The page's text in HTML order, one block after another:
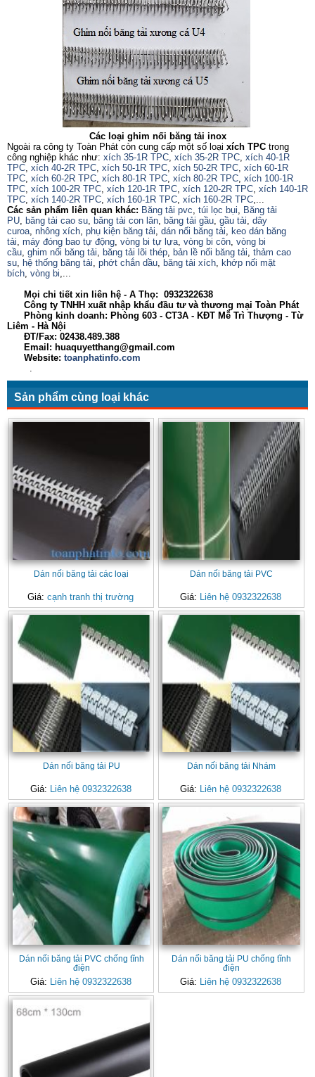
Các loại ghim nối băng tải inox
Ngoài ra công ty Toàn Phát còn cung cấp một số loại xích TPC trong
công nghiệp khác như: xích 35-1R TPC, xích 35-2R TPC, xích 40-1R
TPC, xích 40-2R TPC, xích 50-1R TPC, xích 50-2R TPC, xích 60-1R
TPC, xích 60-2R TPC, xích 80-1R TPC, xích 80-2R TPC, xích 100-1R
TPC, xích 100-2R TPC, xích 120-1R TPC, xích 120-2R TPC, xích 140-1R
TPC, xích 140-2R TPC, xích 160-1R TPC, xích 160-2R TPC,...
Các sản phẩm liên quan khác: Băng tải pvc, túi lọc bụi, Băng tải
PU, băng tải cao su, băng tải con lăn, băng tải gầu, gầu tải, dây
curoa, nhông xích, phụ kiện băng tải, dán nối băng tải, keo dán băng
tải, máy đóng bao tự động, vòng bi tự lựa, vòng bi côn, vòng bi
cầu, ghim nối băng tải, băng tải lõi thép, bản lề nối băng tải, thảm cao
su, hệ thống băng tải, phớt chắn dầu, băng tải xích, khớp nối mặt
bích, vòng bi,...
Mọi chi tiết xin liên hệ - A Thọ: 0932322638
Công ty TNHH xuất nhập khẩu đầu tư và thương mại Toàn Phát
Phòng kinh doanh: Phòng 603 - CT3A - KĐT Mễ Trì Thượng - Từ
Liêm - Hà Nội
ĐT/Fax: 02438.489.388
Email: huaquyetthang@gmail.com
Website: toanphatinfo.com
.
Sản phẩm cùng loại khác
Dán nối băng tải các loại
Giá:cạnh tranh thị trường
Dán nối băng tải PVC
Giá: Liên hệ 0932322638
Dán nối băng tải PU
Giá: Liên hệ 0932322638
Dán nối băng tải Nhám
Giá: Liên hệ 0932322638
Dán nối băng tải PVC chống tĩnh
điện
Giá: Liên hệ 0932322638
Dán nối băng tải PU chống tĩnh
điện
Giá: Liên hệ 0932322638